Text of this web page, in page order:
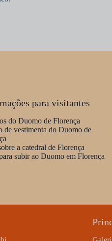
para visitantes
do Duomo de Florença
de vestimenta do Duomo de
a catedral de Florença
subir ao Duomo em Florença